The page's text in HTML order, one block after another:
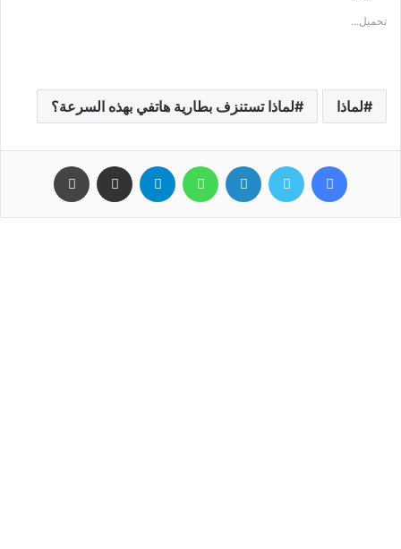
تحميل...
لماذا لماذا تستنزف بطارية هاتفي بهذه السرعة؟
فيسبوك تويتر لينكدإن واتساب تيلقرام مشاركة عبر البريد